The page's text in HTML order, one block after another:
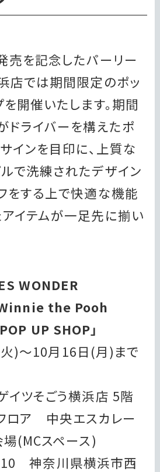
売を記念したパーリー
店では期間限定のポッ
を開催いたします。期間
ドライバーを構えたポ
インを目印に、上質な
で洗練されたデザイン
をする上で快適な機能
イテムが一足先に揃い
WONDER
the Pooh
UP SHOP」
)～10月16日(月)まで
イツそごう横浜店 5階
ロア 中央エスカレー
(MCスペース)
神奈川県横浜市西